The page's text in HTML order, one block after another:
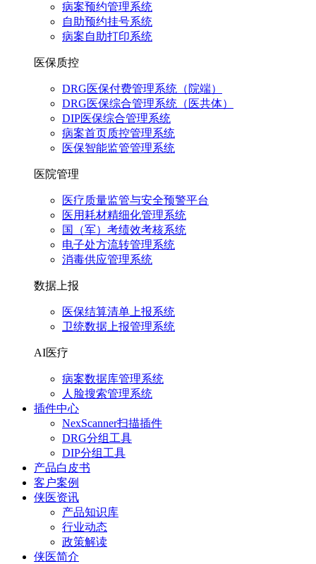
病案预约管理系统
自助预约挂号系统
病案自助打印系统
医保质控
DRG医保付费管理系统（院端）
DRG医保综合管理系统（医共体）
DIP医保综合管理系统
病案首页质控管理系统
医保智能监管管理系统
医院管理
医疗质量监管与安全预警平台
医用耗材精细化管理系统
国（军）考绩效考核系统
电子处方流转管理系统
消毒供应管理系统
数据上报
医保结算清单上报系统
卫统数据上报管理系统
AI医疗
病案数据库管理系统
人脸搜索管理系统
插件中心
NexScanner扫描插件
DRG分组工具
DIP分组工具
产品白皮书
客户案例
侠医资讯
产品知识库
行业动态
政策解读
侠医简介